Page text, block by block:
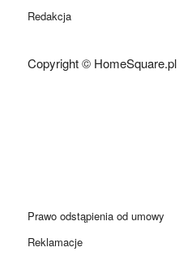
Redakcja
Copyright © HomeSquare.pl
Prawo odstąpienia od umowy
Reklamacje